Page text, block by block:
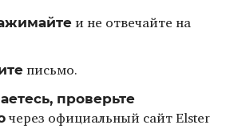
и не отвечайте на
письмо.
проверьте
через официальный сайт Elster